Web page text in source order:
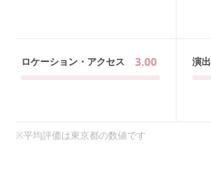
ロケーション・アクセス 3.00 演出
※平均評価は東京都の数値です